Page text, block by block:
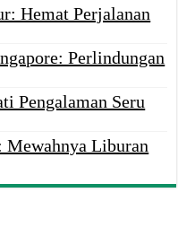
Hemat Perjalanan
Perlindungan
Pengalaman Seru
Liburan